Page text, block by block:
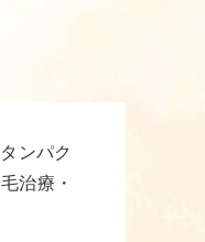
ンパク
治療・